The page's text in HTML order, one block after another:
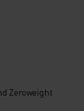
Zeroweight